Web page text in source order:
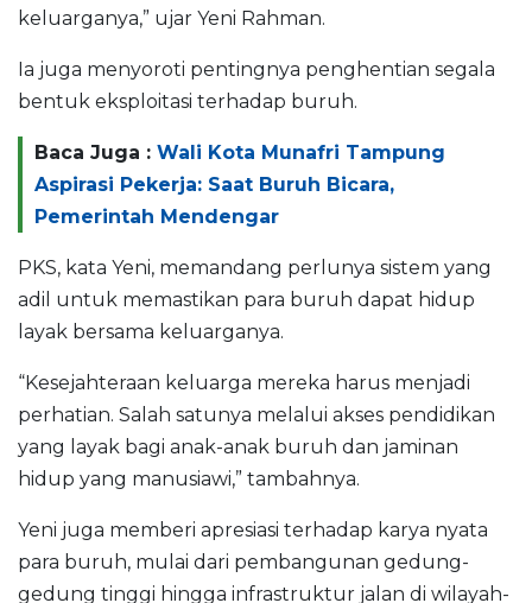
keluarganya,” ujar Yeni Rahman.
Ia juga menyoroti pentingnya penghentian segala
bentuk eksploitasi terhadap buruh.
Baca Juga : Wali Kota Munafri Tampung
Aspirasi Pekerja: Saat Buruh Bicara,
Pemerintah Mendengar
PKS, kata Yeni, memandang perlunya sistem yang
adil untuk memastikan para buruh dapat hidup
layak bersama keluarganya.
“Kesejahteraan keluarga mereka harus menjadi
perhatian. Salah satunya melalui akses pendidikan
yang layak bagi anak-anak buruh dan jaminan
hidup yang manusiawi,” tambahnya.
Yeni juga memberi apresiasi terhadap karya nyata
para buruh, mulai dari pembangunan gedung-
gedung tinggi hingga infrastruktur jalan di wilayah-